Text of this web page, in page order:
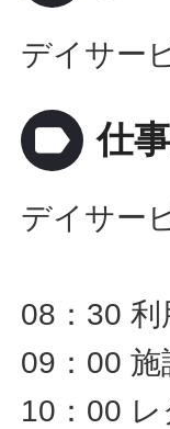
デイサー
label 仕
デイサー
08：30
09：00 施
10：00